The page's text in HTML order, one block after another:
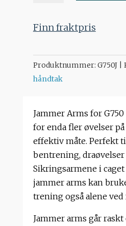
power
Finn fraktpris
Produktnummer: G750J
håndtak
Jammer Arms for
for enda fler øvelser
effektiv måte. Perfekt
bentrening, draøvelser
Sikringsarmene i
jammer arms kan
trening også alene ved
Jammer arms går raskt